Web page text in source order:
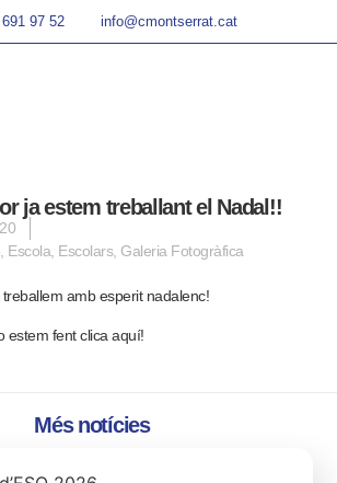
97 52 info@cmontserrat.cat
ja estem treballant el Nadal!!
Escola Escolars, Galeria Fotogràfica
amb esperit nadalenc!
estem fent clicaaquí!
Més notícies